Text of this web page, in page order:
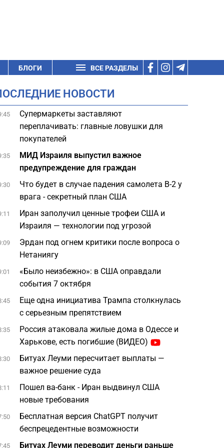
БЛОГИ ВСЕ РАЗДЕЛЫ
НОВОСТИ
Супермаркеты заставляют
переплачивать: главные ловушки для
покупателей
МИД Израиля выпустил важное
предупреждение для граждан
Что будет в случае падения самолета B-2 у
врага - секретный план США
Иран заполучил ценные трофеи США и
Израиля — технологии под угрозой
Эрдан под огнем критики после вопроса о
Нетаниягу
«Было неизбежно»: в США оправдали
события 7 октября
Еще одна инициатива Трампа столкнулась
с серьезным препятствием
Россия атаковала жилые дома в Одессе и
Харькове, есть погибшие (ВИДЕО)
Битуах Леуми пересчитает выплаты —
важное решение суда
Пошел ва-банк - Иран выдвинул США
новые требования
Бесплатная версия ChatGPT получит
беспрецедентные возможности
Битуах Леуми переводит деньги раньше